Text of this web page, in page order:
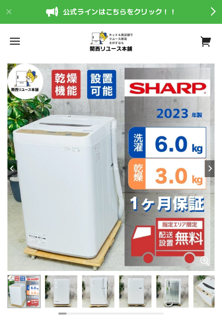
公式ラインはこちらをクリック！！